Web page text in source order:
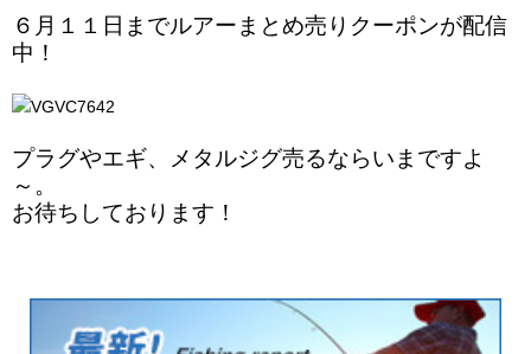
６月１１日までルアーまとめ売りクーポンが配信
中！
プラグやエギ、メタルジグ売るならいまですよ
～。
お待ちしております！